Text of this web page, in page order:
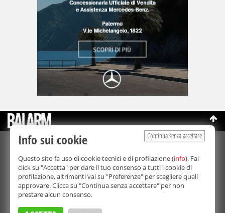
©Copyright 2003-2026
Bmedia Srl- P.IVA 07064240828
La riproduzione totale o parziale di tutti i contenuti, in qualunque
forma, su qualsiasi supporto è proibita.
Balarm.it è una testata giornalistica registrata. Autorizzazione del
Tribunale di Palermo n° 32 del 21/10/2003
Direttore responsabile:
Continua senza accettare
Info sui cookie
Questo sito fa uso di cookie tecnici e di profilazione (info). Fai
click su "Accetta" per dare il tuo consenso a tutti i cookie di
profilazione, altrimenti vai su "Preferenze" per scegliere quali
approvare. Clicca su "Continua senza accettare" per non
prestare alcun consenso.